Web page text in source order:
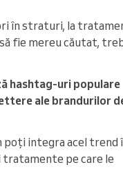
în straturi, la
fie mereu căutat,
hashtag-uri populare
ale brandurilor
poți integra acel trend
tratamente pe care le